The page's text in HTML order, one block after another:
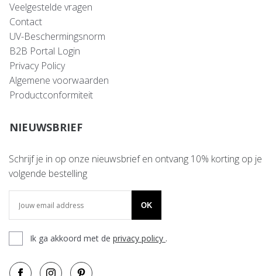
Veelgestelde vragen
Contact
UV-Beschermingsnorm
B2B Portal Login
Privacy Policy
Algemene voorwaarden
Productconformiteit
NIEUWSBRIEF
Schrijf je in op onze nieuwsbrief en ontvang 10% korting op je
volgende bestelling
OK
Ik ga akkoord met de privacy policy .